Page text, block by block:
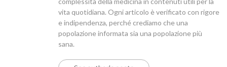
vita quotidiana. Ogni articolo è verificato con rigore
e indipendenza, perché crediamo che una
popolazione informata sia una popolazione più
sana.